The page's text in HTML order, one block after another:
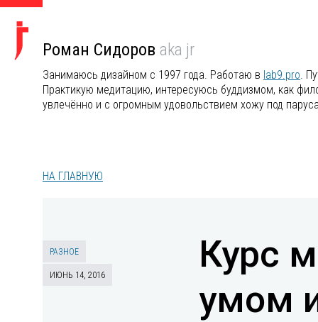
Роман Сидоров aka jr
Занимаюсь дизайном с 1997 года. Работаю в lab9.pro.
Практикую медитацию, интересуюсь буддизмом, как
увлечённо и с огромным удовольствием хожу под
НА ГЛАВНУЮ
РАЗНОЕ
ИЮНЬ 14, 2016
Курс
умом